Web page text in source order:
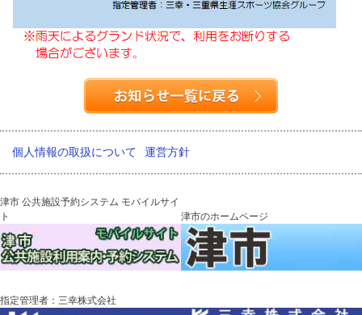
個人情報の取扱について 運営方針
津市 公共施設予約システム モバイルサイ
ト
津市のホームページ
指定管理者：三幸株式会社